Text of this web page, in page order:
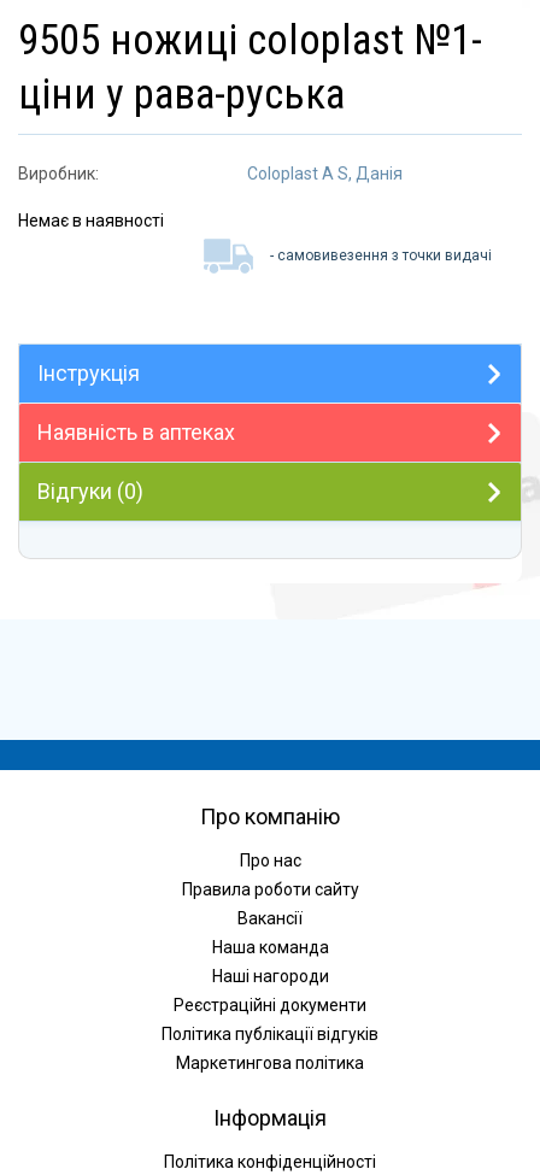
9505 ножиці coloplast №1-
ціни у рава-руська
Виробник: Coloplast A S, Данія
Немає в наявності
- самовивезення з точки видачі
Інструкція
Наявність в аптеках
Відгуки (0)
Про компанію
Про нас
Правила роботи сайту
Вакансії
Наша команда
Наші нагороди
Реєстраційні документи
Політика публікації відгуків
Маркетингова політика
Інформація
Політика конфіденційності